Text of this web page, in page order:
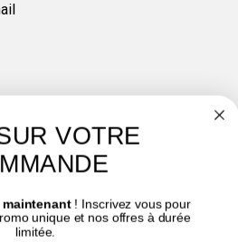
VOTRE
maintenant! Inscrivez vous pour
unique et nos offres à durée
limitée.